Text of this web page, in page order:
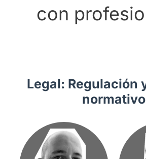
con
Legal: Regulación
normativo